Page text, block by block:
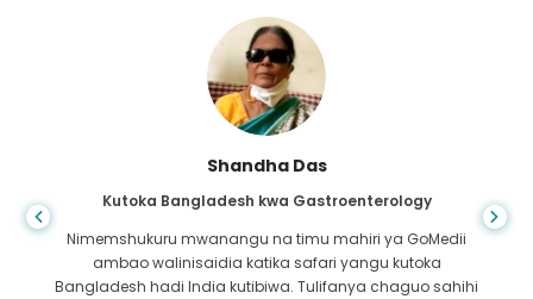
Shandha Das
Kutoka Bangladesh kwa Gastroenterology
Nimemshukuru mwanangu na timu mahiri ya GoMedii
ambao walinisaidia katika safari yangu kutoka
Bangladesh hadi India kutibiwa. Tulifanya chaguo sahihi